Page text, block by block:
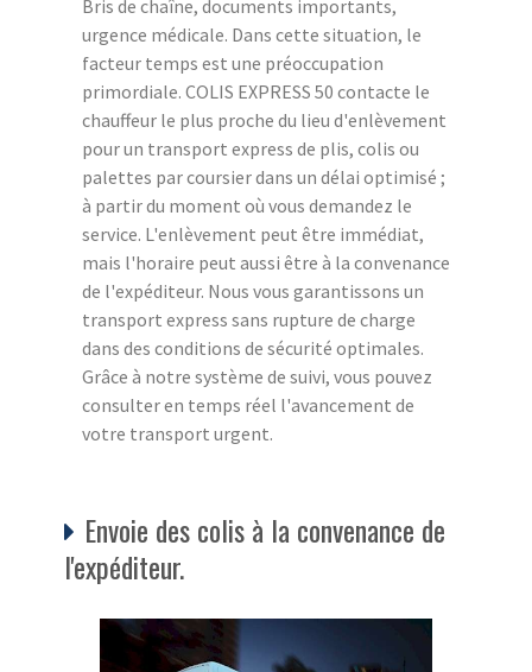
Bris de chaîne, documents importants,
urgence médicale. Dans cette situation, le
facteur temps est une préoccupation
primordiale. COLIS EXPRESS 50 contacte le
chauffeur le plus proche du lieu d'enlèvement
pour un transport express de plis, colis ou
palettes par coursier dans un délai optimisé ;
à partir du moment où vous demandez le
service. L'enlèvement peut être immédiat,
mais l'horaire peut aussi être à la convenance
de l'expéditeur. Nous vous garantissons un
transport express sans rupture de charge
dans des conditions de sécurité optimales.
Grâce à notre système de suivi, vous pouvez
consulter en temps réel l'avancement de
votre transport urgent.
Envoie des colis à la convenance de
l'expéditeur.